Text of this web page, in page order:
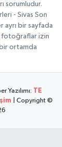
sorumludur.
- Sivas Son
ayrı bir sayfada
fotoğraflar izin
bir ortamda
Yazılımı: TE
| Copyright ©